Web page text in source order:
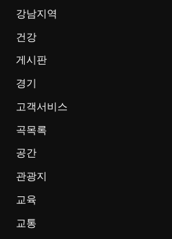
강남지역
건강
게시판
경기
고객서비스
곡목록
공간
관광지
교육
교통